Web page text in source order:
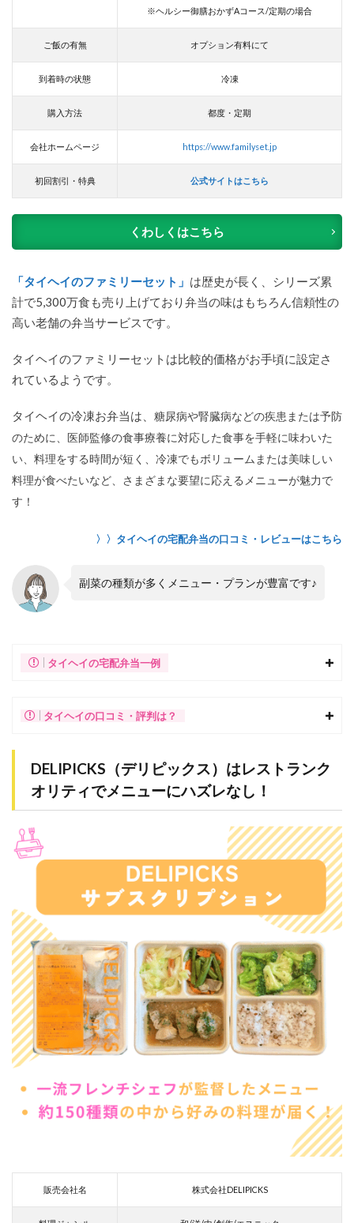
※ヘルシー御膳おかずAコース/定期の場合
ご飯の有無 オプション有料にて
到着時の状態 冷凍
購入方法 都度・定期
会社ホームページ https://www.familyset.jp
初回割引・特典 公式サイトはこちら
くわしくはこちら
「タイヘイのファミリーセット」 は歴史が長く、シリーズ累
計で5,300万食も売り上げており弁当の味はもちろん信頼性の
高い老舗の弁当サービスです。
タイヘイのファミリーセットは比較的価格がお手頃に設定さ
れているようです。
タイヘイの冷凍お弁当は、 糖尿病や腎臓病などの疾患または予防
のために、医師監修の食事療養に対応した食事を手軽に味わいた
い、料理をする時間が短く、冷凍でもボリュームまたは美味しい
料理が食べたいなど、さまざまな要望に応えるメニューが魅力で
す！
〉〉タイヘイの宅配弁当の口コミ・レビューはこちら
副菜の種類が多くメニュー・プランが豊富です♪
タイヘイの宅配弁当一例
タイヘイの口コミ・評判は？
DELIPICKS（デリピックス）はレストランク
オリティでメニューにハズレなし！
販売会社名 株式会社DELIPICKS